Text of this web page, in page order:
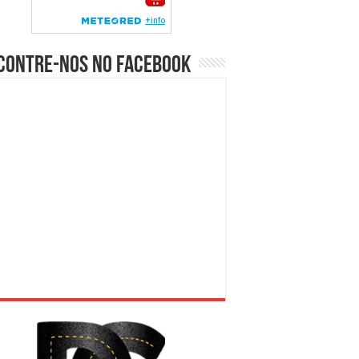
nos no Facebook